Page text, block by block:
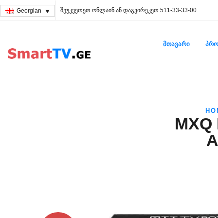
Georgian შეუკვეთეთ ონლაინ ან დაგვირეკეთ 511-33-33-00
ᲛᲗᲐᲕᲐᲠᲘ
MXQ